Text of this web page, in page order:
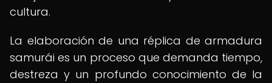
cultura.
La elaboración de una réplica de armadura
samurái es un proceso que demanda tiempo,
destreza y un profundo conocimiento de la